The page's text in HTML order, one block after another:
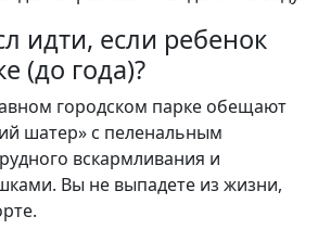
идти, если ребенок
(до года)?
городском парке обещают
шатер» с пеленальным
вскармливания и
Вы не выпадете из жизни,